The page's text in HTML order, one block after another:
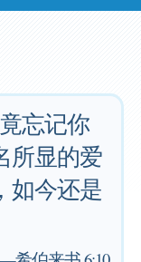
忘记你
所显的爱
如今还是